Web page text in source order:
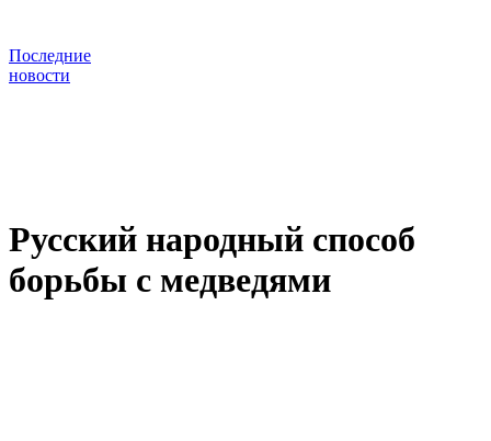
Последние
новости
Русский народный способ
борьбы с медведями